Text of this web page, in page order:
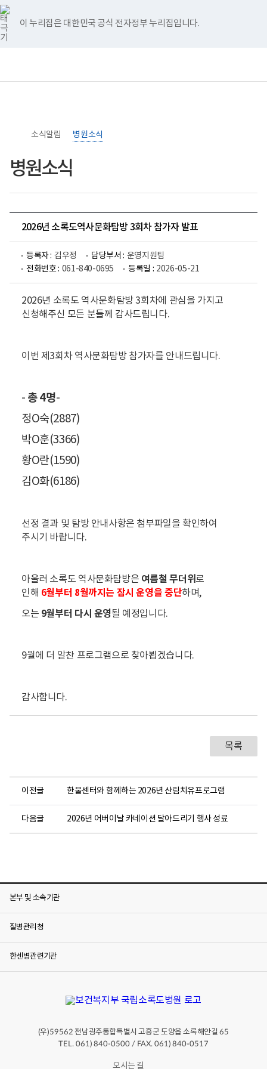
이 누리집은 대한민국 공식 전자정부 누리집입니다.
너
비
767px
이
하
록
원
로
검
메
홈
>
소식알림
>
병원소식
병원소식
2026년 소록도역사문화탐방 3회차 참가자 발표
등록자 : 김우정 담당부서 : 운영지원팀
전화번호 : 061-840-0695 등록일 : 2026-05-21
2026년 소록도 역사문화탐방 3회차에 관심을 가지고
신청해주신 모든 분들께 감사드립니다.
이번 제3회차 역사문화탐방참가자를 안내드립니다.
- 총 4명-
정O숙(2887)
박O훈(3366)
황O란(1590)
김O화(6186)
선정 결과 및 탐방 안내사항은 첨부파일을 확인하여
주시기 바랍니다.
아울러 소록도 역사문화탐방은 여름철 무더위 로
인해 6월부터 8월까지는 잠시 운영을 중단하며,
오는 9월부터 다시 운영될 예정입니다.
9월에 더 알찬 프로그램으로 찾아뵙겠습니다.
감사합니다.
목록
이전글 한울센터와 함께하는 2026년 산림치유프로그램
다음글 2026년 어버이날 카네이션 달아드리기 행사 성료
본부 및 소속기관
질병관리청
한센병관련기관
(우)59562 전남광주통합특별시 고흥군 도양읍 소록해안길65
TEL. 061) 840-0500 / FAX. 061) 840-0517
오시는 길